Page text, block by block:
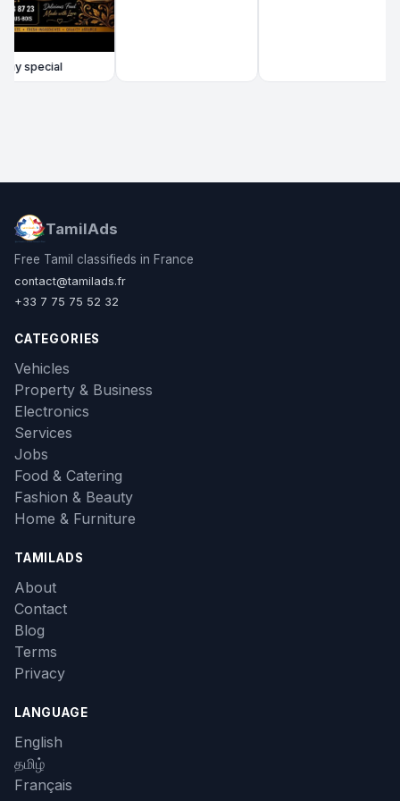
special
TamilAds
Free Tamil classifieds in France
contact@tamilads.fr
+33 7 75 75 52 32
CATEGORIES
Vehicles
Property & Business
Electronics
Services
Jobs
Food & Catering
Fashion & Beauty
Home & Furniture
TAMILADS
About
Contact
Blog
Terms
Privacy
LANGUAGE
English
தமிழ்
Français